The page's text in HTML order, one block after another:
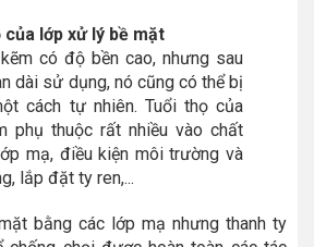
của lớp xử lý bề mặt
có độ bền cao, nhưng sau
dài sử dụng, nó cũng có thể bị
cách tự nhiên. Tuổi thọ của
phụ thuộc rất nhiều vào chất
mạ, điều kiện môi trường và
lắp đặt ty ren,...
bằng các lớp mạ nhưng thanh ty